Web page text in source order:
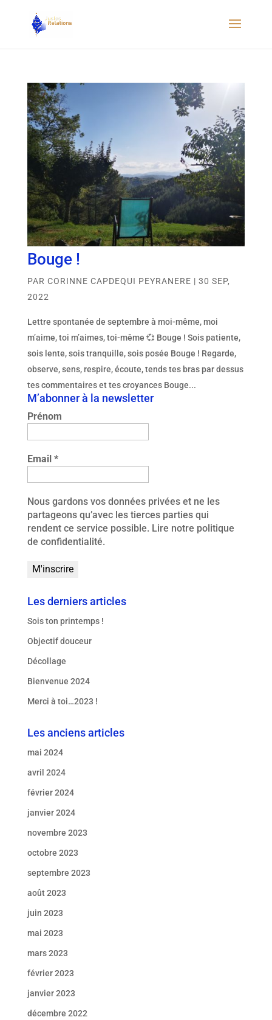
Bouge !
PAR CORINNE CAPDEQUI PEYRANERE | 30 SEP,
2022
Lettre spontanée de septembre à moi-même, moi
m’aime, toi m’aimes, toi-même 💞 Bouge ! Sois patiente,
sois lente, sois tranquille, sois posée Bouge ! Regarde,
observe, sens, respire, écoute, tends tes bras par dessus
tes commentaires et tes croyances Bouge...
M’abonner à la newsletter
Prénom
Email *
Nous gardons vos données privées et ne les
partageons qu’avec les tierces parties qui
rendent ce service possible. Lire notre politique
de confidentialité.
Les derniers articles
Sois ton printemps !
Objectif douceur
Décollage
Bienvenue 2024
Merci à toi…2023 !
Les anciens articles
mai 2024
avril 2024
février 2024
janvier 2024
novembre 2023
octobre 2023
septembre 2023
août 2023
juin 2023
mai 2023
mars 2023
février 2023
janvier 2023
décembre 2022